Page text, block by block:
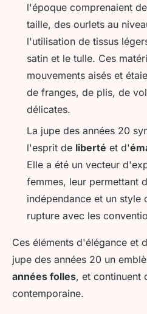
l'époque comprenaient
taille, des ourlets au
l'utilisation de tissus
satin et le tulle. Ces
mouvements aisés et
de franges, de plis, de
délicates.
La jupe des années 20
l'esprit de liberté et d'
Elle a été un vecteur
femmes, leur permettant
indépendance et un style
rupture avec les
Ces éléments d'élégance et
jupe des années 20 un
années folles, et continuent
contemporaine.